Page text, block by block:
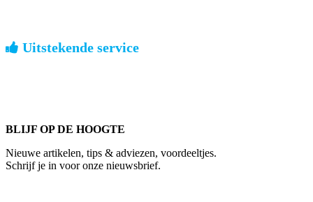
Uitstekende service
BLIJF OP DE HOOGTE
Nieuwe artikelen, tips & adviezen, voordeeltjes.
Schrijf je in voor onze nieuwsbrief.